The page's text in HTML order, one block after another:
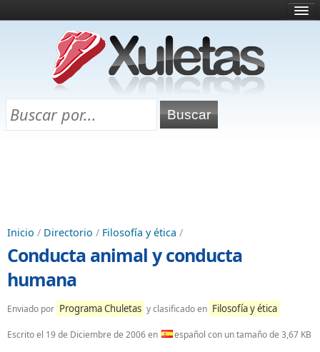
¿Qué es esto?
Directorio
Chuletas para exámenes
Inicio / Directorio / Filosofía y ética /
Conducta animal y conducta
humana
Enviado por Programa Chuletas y clasificado en Filosofía y ética
Escrito el 19 de Diciembre de 2006en español con un tamaño de 3,67 KB